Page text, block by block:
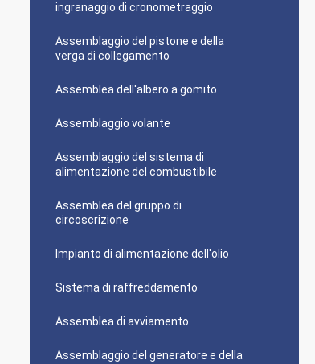
ingranaggio di cronometraggio
Assemblaggio del pistone e della
verga di collegamento
Assemblea dell'albero a gomito
Assemblaggio volante
Assemblaggio del sistema di
alimentazione del combustibile
Assemblea del gruppo di
circoscrizione
Impianto di alimentazione dell'olio
Sistema di raffreddamento
Assemblea di avviamento
Assemblaggio del generatore e della